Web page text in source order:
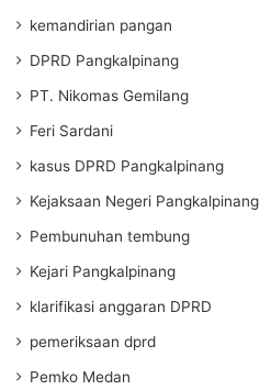
kemandirian pangan
DPRD Pangkalpinang
PT. Nikomas Gemilang
Feri Sardani
kasus DPRD Pangkalpinang
Kejaksaan Negeri Pangkalpinang
Pembunuhan tembung
Kejari Pangkalpinang
klarifikasi anggaran DPRD
pemeriksaan dprd
Pemko Medan